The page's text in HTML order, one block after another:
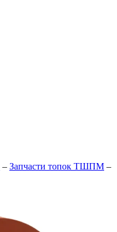
– Запчасти топок ТШПМ –